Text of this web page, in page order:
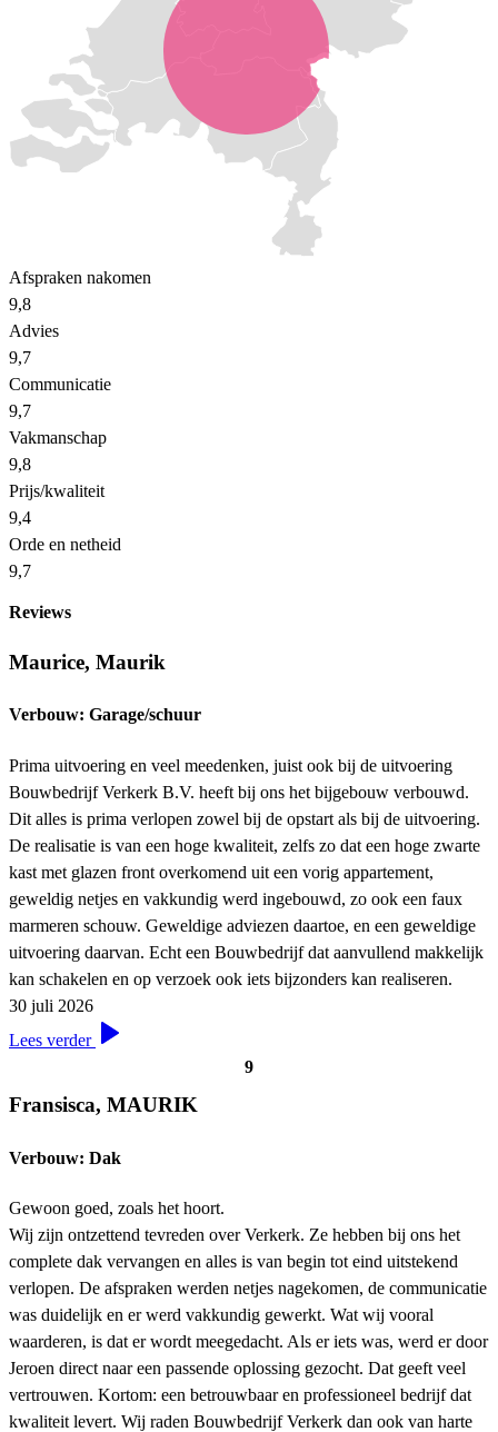
Afspraken nakomen
9,8
Advies
9,7
Communicatie
9,7
Vakmanschap
9,8
Prijs/kwaliteit
9,4
Orde en netheid
9,7
Reviews
Maurice, Maurik
Verbouw: Garage/schuur
Prima uitvoering en veel meedenken, juist ook bij de uitvoering
Bouwbedrijf Verkerk B.V. heeft bij ons het bijgebouw verbouwd.
Dit alles is prima verlopen zowel bij de opstart als bij de uitvoering.
De realisatie is van een hoge kwaliteit, zelfs zo dat een hoge zwarte
kast met glazen front overkomend uit een vorig appartement,
geweldig netjes en vakkundig werd ingebouwd, zo ook een faux
marmeren schouw. Geweldige adviezen daartoe, en een geweldige
uitvoering daarvan. Echt een Bouwbedrijf dat aanvullend makkelijk
kan schakelen en op verzoek ook iets bijzonders kan realiseren.
30 juli 2026
Lees verder
9
Fransisca, MAURIK
Verbouw: Dak
Gewoon goed, zoals het hoort.
Wij zijn ontzettend tevreden over Verkerk. Ze hebben bij ons het
complete dak vervangen en alles is van begin tot eind uitstekend
verlopen. De afspraken werden netjes nagekomen, de communicatie
was duidelijk en er werd vakkundig gewerkt. Wat wij vooral
waarderen, is dat er wordt meegedacht. Als er iets was, werd er door
Jeroen direct naar een passende oplossing gezocht. Dat geeft veel
vertrouwen. Kortom: een betrouwbaar en professioneel bedrijf dat
kwaliteit levert. Wij raden Bouwbedrijf Verkerk dan ook van harte